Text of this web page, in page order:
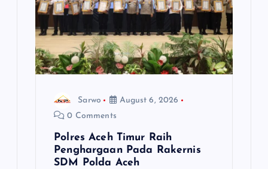
Sarwo
August 6, 2026
0 Comments
Polres Aceh Timur Raih
Penghargaan Pada Rakernis
SDM Polda Aceh